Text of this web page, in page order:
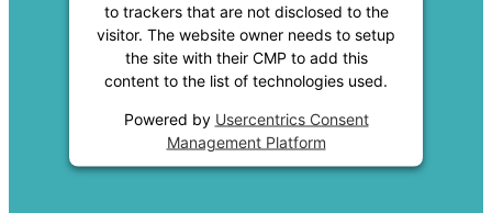
to trackers that are not disclosed to the
visitor. The website owner needs to setup
the site with their CMP to add this
content to the list of technologies used.
Powered by Usercentrics Consent
Management Platform